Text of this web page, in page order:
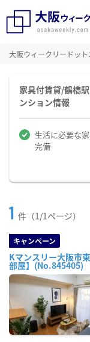
大阪ウィークリードット
家具付賃貸/鶴橋
ンション情報
生活に必要な
完備
1 件（1/1ページ）
キャンペーン
Kマンスリー大阪市
部屋】(No.845405)